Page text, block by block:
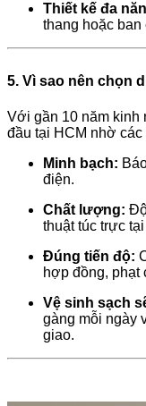
Thiết kế đa
thang hoặc ban
5. Vì sao nên chọn
Với gần 10 năm kinh
đầu tại HCM nhờ các
Minh bạch:
điện.
Chất lượng:
thuật túc trực
Đúng tiến độ:
hợp đồng, phạt
Vệ sinh sạch
gàng mỗi ngày
giao.